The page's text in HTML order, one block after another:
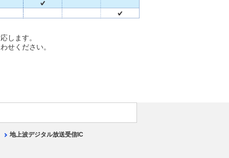
します。
せください。
地上波デジタル放送受信IC